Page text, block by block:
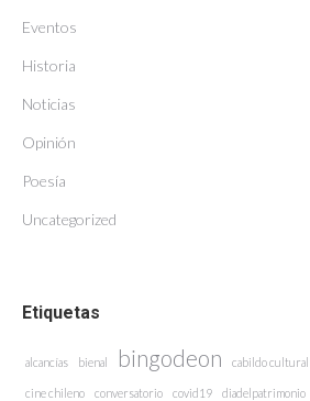
Eventos
Historia
Noticias
Opinión
Poesía
Uncategorized
Etiquetas
alcancías bienal bingodeon cabildo cultural
cine chileno conversatorio covid19 diadelpatrimonio